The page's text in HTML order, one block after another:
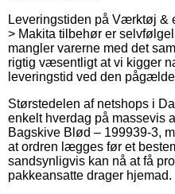
Leveringstiden på Værktøj
> Makita tilbehør er
mangler varerne med det
rigtig væsentligt at vi kigger
leveringstid ved den
Størstedelen af netshops i
enkelt hverdag på massevis
Bagskive Blød – 199939-3,
at ordren lægges før et
sandsynligvis kan nå at få
pakkeansatte drager hjemad.